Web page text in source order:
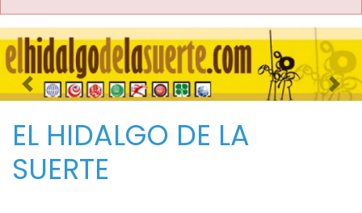
Imagen anterior
EL HIDALGO DE LA
SUERTE